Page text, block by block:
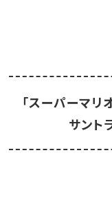
「スーパーマリ
サント